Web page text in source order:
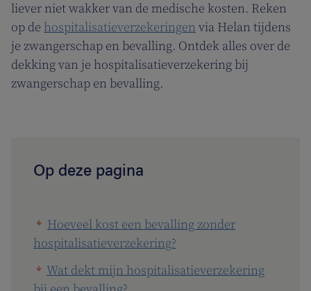
liever niet wakker van de medische kosten. Reken
op de hospitalisatieverzekeringen via Helan tijdens
je zwangerschap en bevalling. Ontdek alles over de
dekking van je hospitalisatieverzekering bij
zwangerschap en bevalling.
Op deze pagina
Hoeveel kost een bevalling zonder
hospitalisatieverzekering?
Wat dekt mijn hospitalisatieverzekering